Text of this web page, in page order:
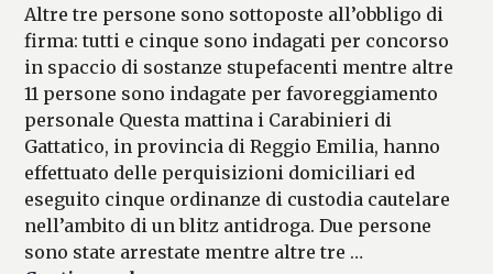
Altre tre persone sono sottoposte all’obbligo di
firma: tutti e cinque sono indagati per concorso
in spaccio di sostanze stupefacenti mentre altre
11 persone sono indagate per favoreggiamento
personale Questa mattina i Carabinieri di
Gattatico, in provincia di Reggio Emilia, hanno
effettuato delle perquisizioni domiciliari ed
eseguito cinque ordinanze di custodia cautelare
nell’ambito di un blitz antidroga. Due persone
sono state arrestate mentre altre tre …